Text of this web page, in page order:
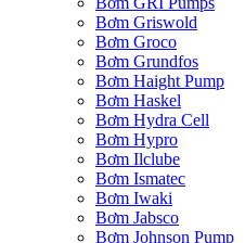
Bơm Griswold
Bơm Groco
Bơm Grundfos
Bơm Haight Pump
Bơm Haskel
Bơm Hydra Cell
Bơm Hypro
Bơm Ilclube
Bơm Ismatec
Bơm Iwaki
Bơm Jabsco
Bơm Johnson Pump